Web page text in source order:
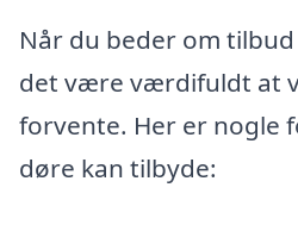
Når du beder om
det være værdifuldt at
forvente. Her er nogle
døre kan tilbyde: